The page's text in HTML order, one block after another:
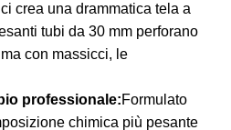
crea una drammatica tela a
tubi da 30 mm perforano
con massicci, le
professionale:Formulato
chimica più pesante